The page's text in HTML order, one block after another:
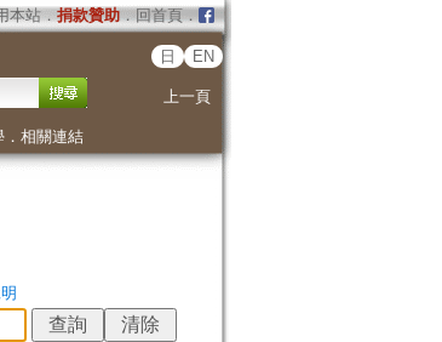
本站． 捐款贊助．回首頁．
日 EN
上一頁
． 相關連結